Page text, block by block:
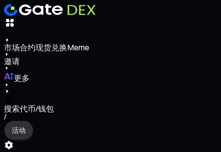
市场合约现货兑换Meme
邀请
更多
搜索代币/钱包
/
活动